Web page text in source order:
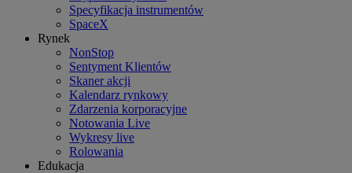
Specyfikacja instrumentów
SpaceX
Rynek
NonStop
Sentyment Klientów
Skaner akcji
Kalendarz rynkowy
Zdarzenia korporacyjne
Notowania Live
Wykresy live
Rolowania
Edukacja